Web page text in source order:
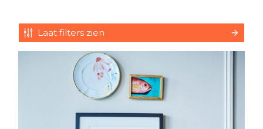
Laat filters zien